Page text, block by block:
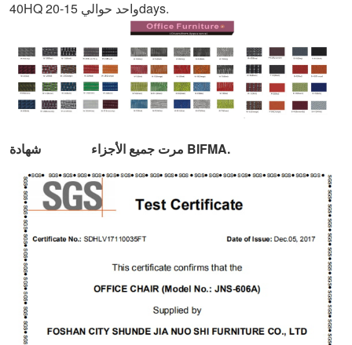
40HQ واحد حوالي 15-20days.
مرت جميع الأجزاء BIFMA.